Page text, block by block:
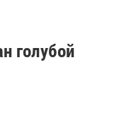
голубой